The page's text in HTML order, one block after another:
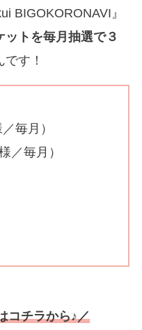
BIGOKORONAVI』
ットを毎月抽選で３
です！
毎月）
／毎月）
コチラから♪／